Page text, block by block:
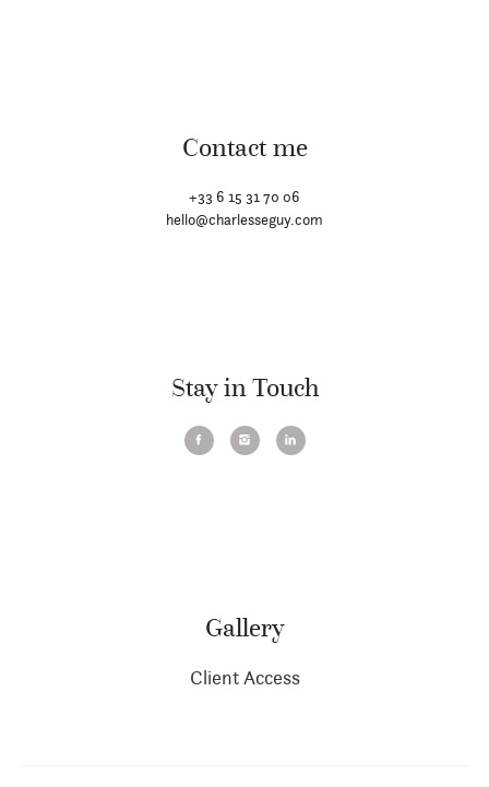
Contact me
+33 6 15 31 70 06
hello@charlesseguy.com
Stay in Touch
Gallery
Client Access